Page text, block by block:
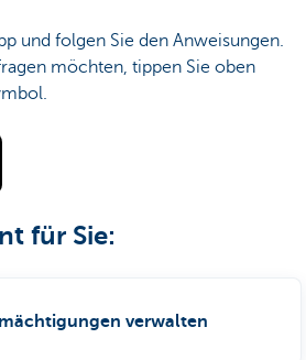
und folgen Sie den Anweisungen.
möchten, tippen Sie oben
für Sie:
verwalten